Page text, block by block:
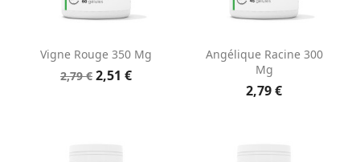
Vigne Rouge 350 Mg
2,79 € 2,51 €
Angélique Racine 300
Mg
2,79 €